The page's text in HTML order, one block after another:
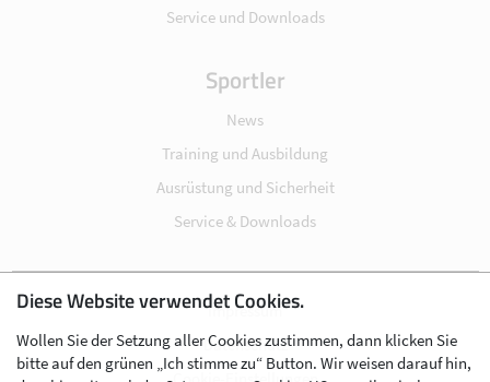
Service und Downloads
Sportler
News
Training und Ausbildung
Ausrüstung und Sicherheit
Service & Downloads
Impressum
Datenschutz
Diese Website verwendet Cookies.
Wollen Sie der Setzung aller Cookies zustimmen, dann klicken Sie
bitte auf den grünen „Ich stimme zu“ Button. Wir weisen darauf hin,